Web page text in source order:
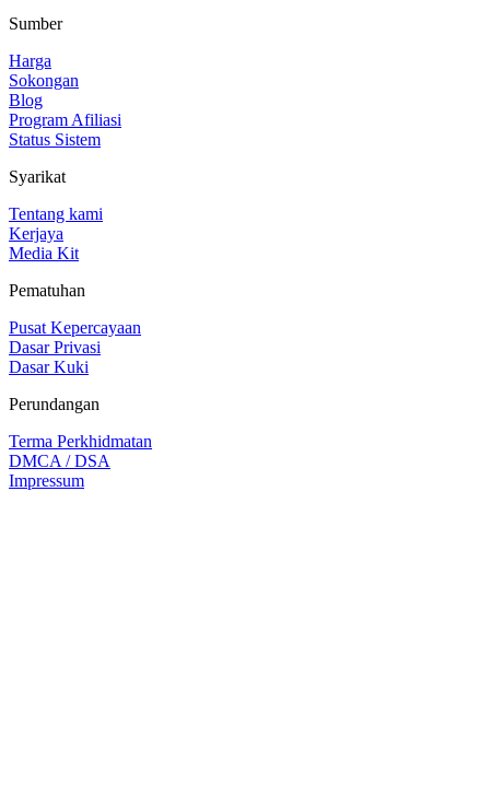
Sumber
Harga
Sokongan
Blog
Program Afiliasi
Status Sistem
Syarikat
Tentang kami
Kerjaya
Media Kit
Pematuhan
Pusat Kepercayaan
Dasar Privasi
Dasar Kuki
Perundangan
Terma Perkhidmatan
DMCA / DSA
Impressum